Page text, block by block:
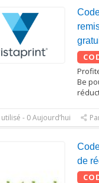
Be
- 0 Aujourd’hui
de